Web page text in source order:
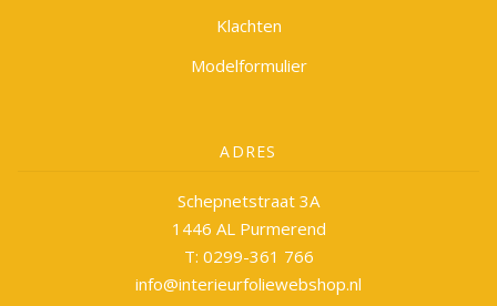
Klachten
Modelformulier
ADRES
Schepnetstraat 3A
1446 AL Purmerend
T: 0299-361 766
info@interieurfoliewebshop.nl